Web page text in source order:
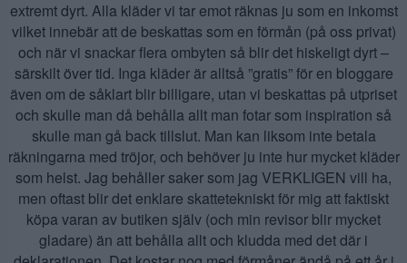
extremt dyrt. Alla kläder vi tar emot räknas ju som en inkomst
vilket innebär att de beskattas som en förmån (på oss privat)
och när vi snackar flera ombyten så blir det hiskeligt dyrt –
särskilt över tid. Inga kläder är alltså ”gratis” för en bloggare
även om de såklart blir billigare, utan vi beskattas på utpriset
och skulle man då behålla allt man fotar som inspiration så
skulle man gå back tillslut. Man kan liksom inte betala
räkningarna med tröjor, och behöver ju inte hur mycket kläder
som helst. Jag behåller saker som jag VERKLIGEN vill ha,
men oftast blir det enklare skattetekniskt för mig att faktiskt
köpa varan av butiken själv (och min revisor blir mycket
gladare) än att behålla allt och kludda med det där i